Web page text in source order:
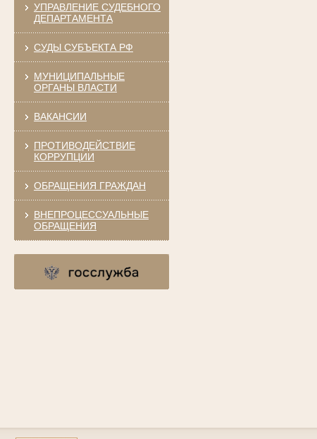
УПРАВЛЕНИЕ СУДЕБНОГО
ДЕПАРТАМЕНТА
СУДЫ СУБЪЕКТА РФ
МУНИЦИПАЛЬНЫЕ
ОРГАНЫ ВЛАСТИ
ВАКАНСИИ
ПРОТИВОДЕЙСТВИЕ
КОРРУПЦИИ
ОБРАЩЕНИЯ ГРАЖДАН
ВНЕПРОЦЕССУАЛЬНЫЕ
ОБРАЩЕНИЯ